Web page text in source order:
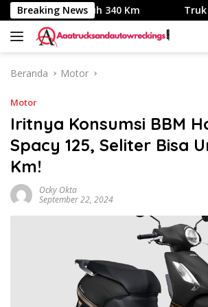
Langsung
ke
konten
Breaking News
Jarak Tempuh 340 Km Truk
Beranda Motor
Motor
Iritnya Konsumsi BBM
Spacy 125, Seliter Bisa
Km!
Ocky Okta
September 22, 2024